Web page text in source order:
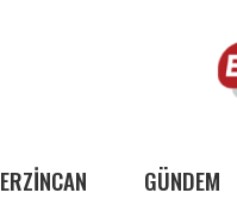
ERZİNCAN GÜNDEM